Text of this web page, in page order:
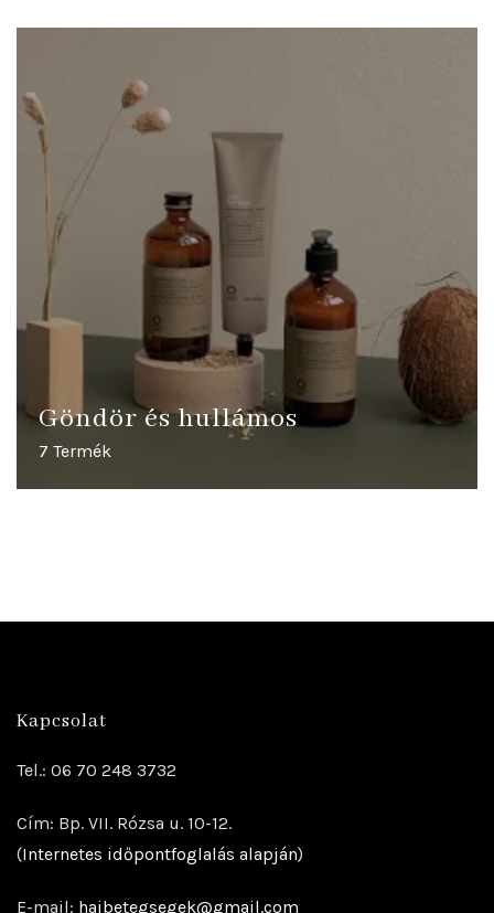
Göndör és hullámos
7 Termék
Kapcsolat
Tel.: 06 70 248 3732
Cím: Bp. VII. Rózsa u. 10-12.
(Internetes időpontfoglalás alapján)
E-mail: hajbetegsegek@gmail.com